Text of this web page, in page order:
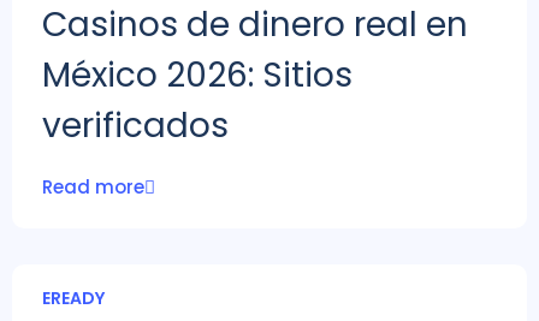
Casinos de dinero real en
México 2026: Sitios
verificados
Read more
EREADY